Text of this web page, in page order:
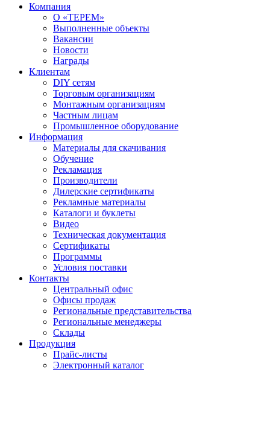
Компания
О «ТЕРЕМ»
Выполненные объекты
Вакансии
Новости
Награды
Клиентам
DIY сетям
Торговым организациям
Монтажным организациям
Частным лицам
Промышленное оборудование
Информация
Материалы для скачивания
Обучение
Рекламация
Производители
Дилерские сертификаты
Рекламные материалы
Каталоги и буклеты
Видео
Техническая документация
Сертификаты
Программы
Условия поставки
Контакты
Центральный офис
Офисы продаж
Региональные представительства
Региональные менеджеры
Склады
Продукция
Прайс-листы
Электронный каталог